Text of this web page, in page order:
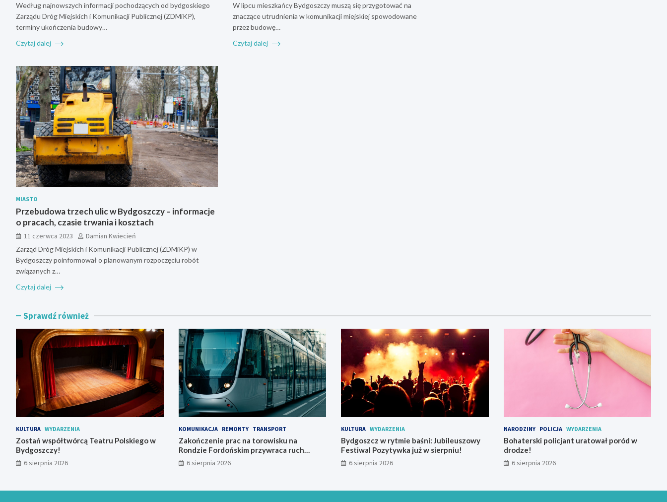
Według najnowszych informacji pochodzących od bydgoskiego
Zarządu Dróg Miejskich i Komunikacji Publicznej (ZDMiKP),
terminy ukończenia budowy…
Czytaj dalej
W lipcu mieszkańcy Bydgoszczy muszą się przygotować na
znaczące utrudnienia w komunikacji miejskiej spowodowane
przez budowę…
Czytaj dalej
MIASTO
Przebudowa trzech ulic w Bydgoszczy – informacje
o pracach, czasie trwania i kosztach
11 czerwca 2023 Damian Kwiecień
Zarząd Dróg Miejskich i Komunikacji Publicznej (ZDMiKP) w
Bydgoszczy poinformował o planowanym rozpoczęciu robót
związanych z…
Czytaj dalej
Sprawdź również
KULTURA WYDARZENIA
Zostań współtwórcą Teatru Polskiego w
Bydgoszczy!
6 sierpnia 2026
KOMUNIKACJA REMONTY TRANSPORT
Zakończenie prac na torowisku na
Rondzie Fordońskim przywraca ruch
tramwajowy
6 sierpnia 2026
KULTURA WYDARZENIA
Bydgoszcz w rytmie baśni: Jubileuszowy
Festiwal Pozytywka już w sierpniu!
6 sierpnia 2026
NARODZINY POLICJA WYDARZENIA
Bohaterski policjant uratował poród w
drodze!
6 sierpnia 2026